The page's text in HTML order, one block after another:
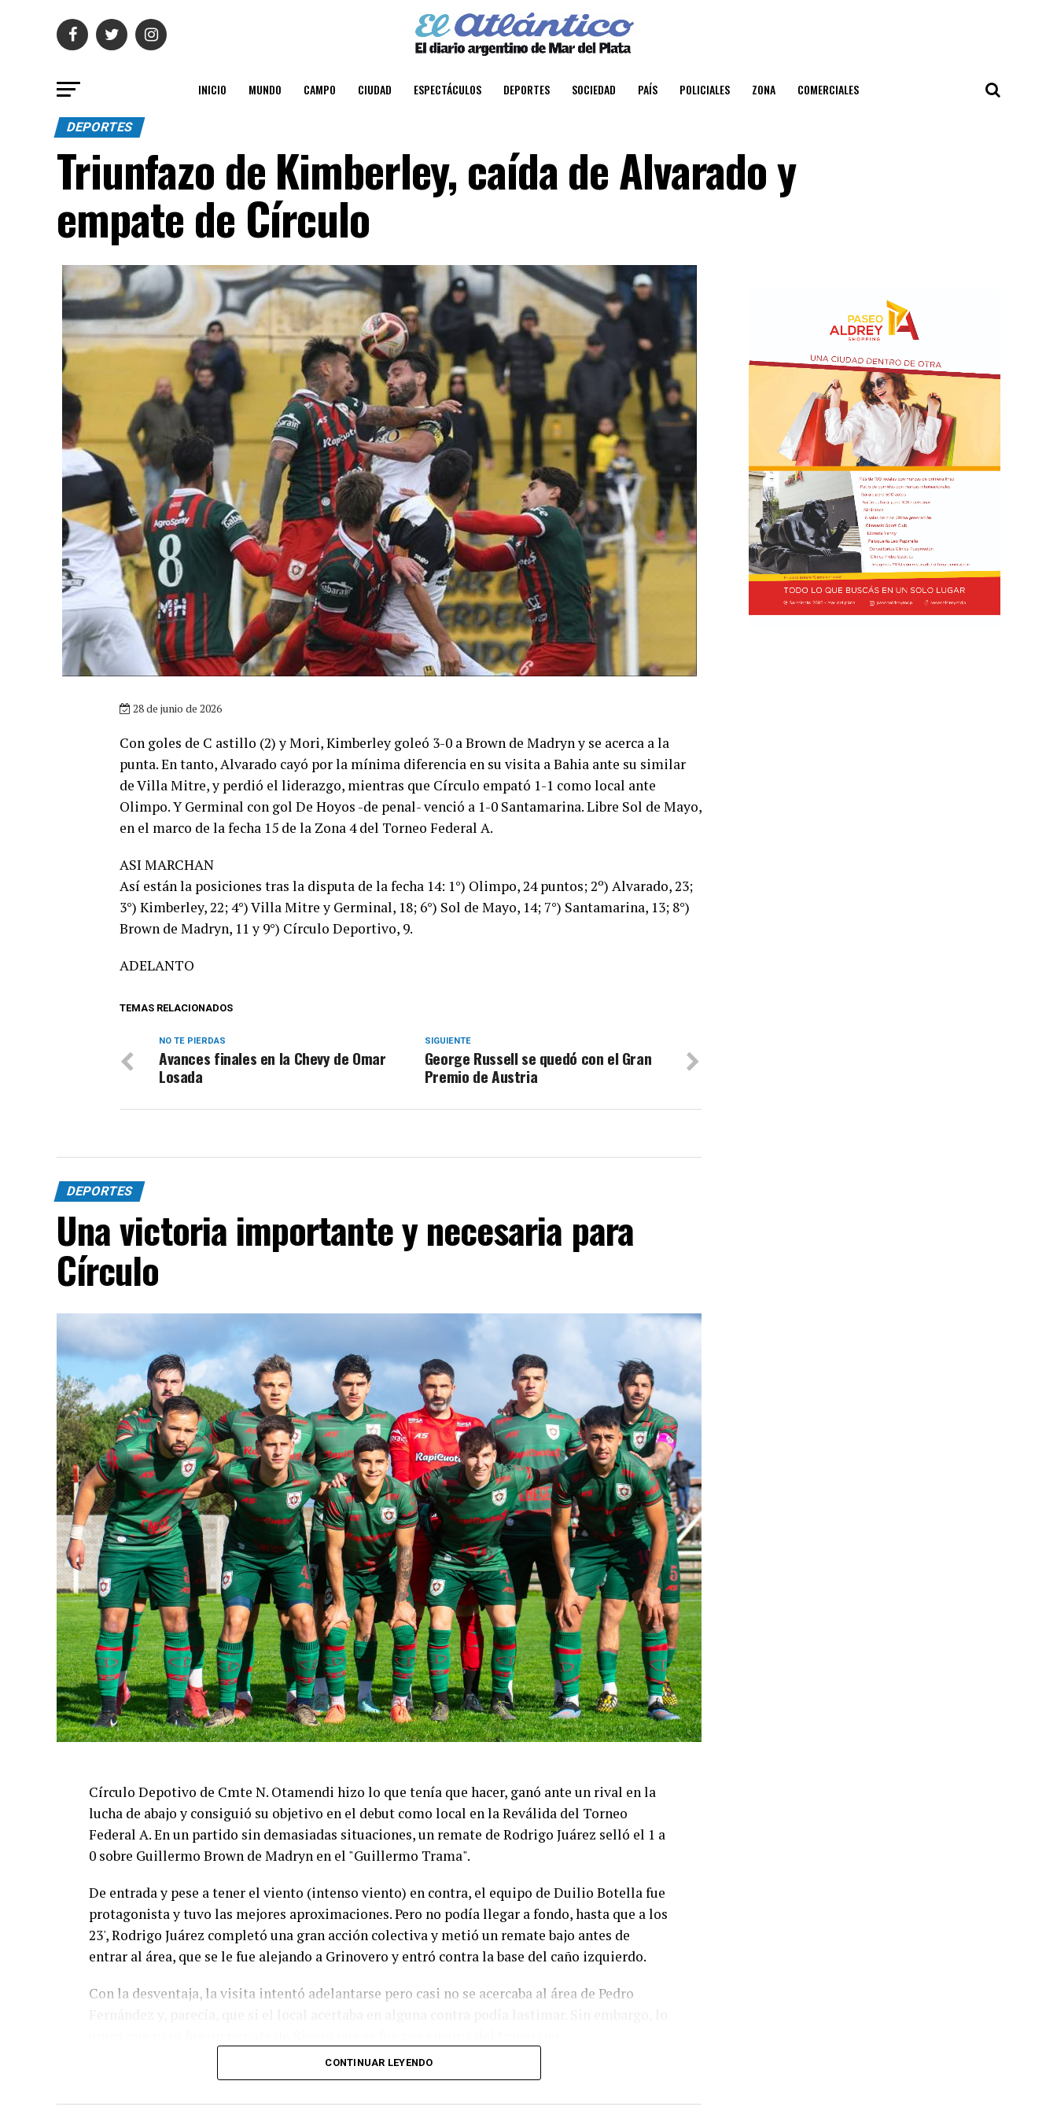
INICIO MUNDO CAMPO CIUDAD ESPECTÁCULOS DEPORTES SOCIEDAD PAÍS POLICIALES ZONA COMERCIALES
DEPORTES
Triunfazo de Kimberley, caída de Alvarado y
empate de Círculo
28 de junio de 2026
Con goles de C astillo (2) y Mori, Kimberley goleó 3-0 a Brown de Madryn y se acerca a la
punta. En tanto, Alvarado cayó por la mínima diferencia en su visita a Bahia ante su similar
de Villa Mitre, y perdió el liderazgo, mientras que Círculo empató 1-1 como local ante
Olimpo. Y Germinal con gol De Hoyos -de penal- venció a 1-0 Santamarina. Libre Sol de Mayo,
en el marco de la fecha 15 de la Zona 4 del Torneo Federal A.
ASI MARCHAN
Así están la posiciones tras la disputa de la fecha 14: 1°) Olimpo, 24 puntos; 2º) Alvarado, 23;
3°) Kimberley, 22; 4°) Villa Mitre y Germinal, 18; 6°) Sol de Mayo, 14; 7°) Santamarina, 13; 8°)
Brown de Madryn, 11 y 9°) Círculo Deportivo, 9.
ADELANTO
TEMAS RELACIONADOS
SIGUIENTE
George Russell se quedó con el Gran
Premio de Austria
NO TE PIERDAS
Avances finales en la Chevy de Omar
Losada
DEPORTES
Una victoria importante y necesaria para
Círculo
Círculo Depotivo de Cmte N. Otamendi hizo lo que tenía que hacer, ganó ante un rival en la
lucha de abajo y consiguió su objetivo en el debut como local en la Reválida del Torneo
Federal A. En un partido sin demasiadas situaciones, un remate de Rodrigo Juárez selló el 1 a
0 sobre Guillermo Brown de Madryn en el "Guillermo Trama".
De entrada y pese a tener el viento (intenso viento) en contra, el equipo de Duilio Botella fue
protagonista y tuvo las mejores aproximaciones. Pero no podía llegar a fondo, hasta que a los
23', Rodrigo Juárez completó una gran acción colectiva y metió un remate bajo antes de
entrar al área, que se le fue alejando a Grinovero y entró contra la base del caño izquierdo.
Con la desventaja, la visita intentó adelantarse pero casi no se acercaba al área de Pedro
CONTINUAR LEYENDO